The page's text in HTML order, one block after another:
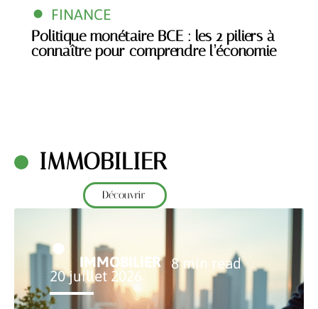
FINANCE
Politique monétaire BCE : les 2 piliers à
connaître pour comprendre l’économie
IMMOBILIER
Découvrir
IMMOBILIER 8 min read
20 juillet 2026